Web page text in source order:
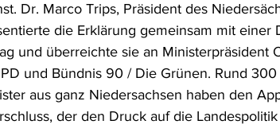
Dr. Marco Trips, Präsident des
die Erklärung gemeinsam mit einer
und überreichte sie an Ministerpräsident
und Bündnis 90 / Die Grünen. Rund 300
aus ganz Niedersachsen haben den
der den Druck auf die